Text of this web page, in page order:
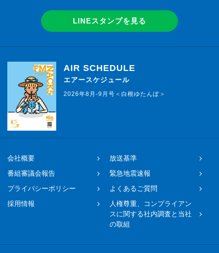
LINEスタンプを見る
AIR SCHEDULE
エアースケジュール
2026年8月-9月号＜白根ゆたんぽ＞
会社概要
放送基準
番組審議会報告
緊急地震速報
プライバシーポリシー
よくあるご質問
採用情報
人権尊重、コンプライアン
スに関する社内調査と当社
の取組